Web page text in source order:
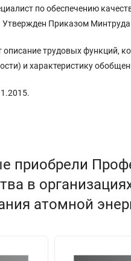
по обеспечению
Утвержден Приказом
трудовых функций,
и характеристику
приобрели
в
атомной